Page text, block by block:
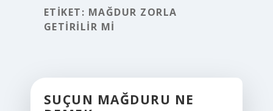
ETIKET: MAĞDUR ZORLA
GETIRILIR MI
SUÇUN MAĞDURU NE